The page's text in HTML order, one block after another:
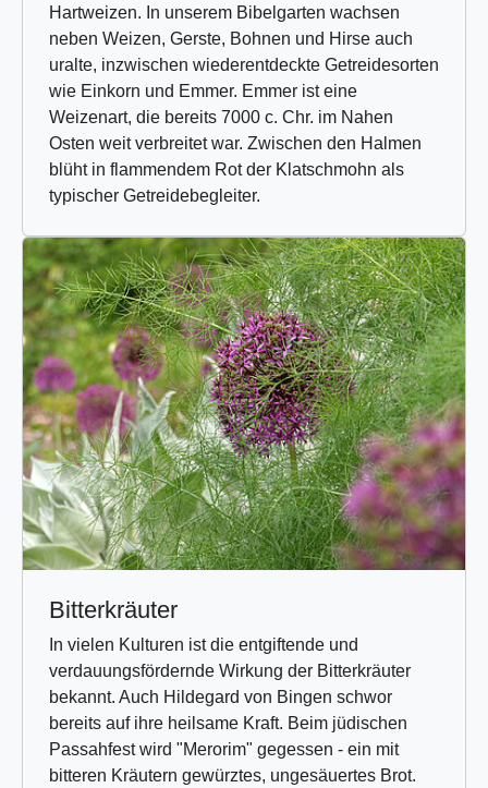
Hartweizen. In unserem Bibelgarten wachsen
neben Weizen, Gerste, Bohnen und Hirse auch
uralte, inzwischen wiederentdeckte Getreidesorten
wie Einkorn und Emmer. Emmer ist eine
Weizenart, die bereits 7000 c. Chr. im Nahen
Osten weit verbreitet war. Zwischen den Halmen
blüht in flammendem Rot der Klatschmohn als
typischer Getreidebegleiter.
Bitterkräuter
In vielen Kulturen ist die entgiftende und
verdauungsfördernde Wirkung der Bitterkräuter
bekannt. Auch Hildegard von Bingen schwor
bereits auf ihre heilsame Kraft. Beim jüdischen
Passahfest wird "Merorim" gegessen - ein mit
bitteren Kräutern gewürztes, ungesäuertes Brot.